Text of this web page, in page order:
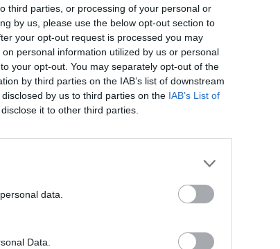
third parties, or processing of your personal or
by us, please use the below opt-out section to
your opt-out request is processed you may
personal information utilized by us or personal
your opt-out. You may separately opt-out of the
by third parties on the IAB’s list of downstream
by us to third parties on the IAB’s List of
it to other third parties.
data.
Data.
Ελλάδας